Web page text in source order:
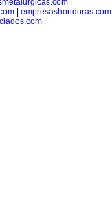
| empresashonduras.com|
|